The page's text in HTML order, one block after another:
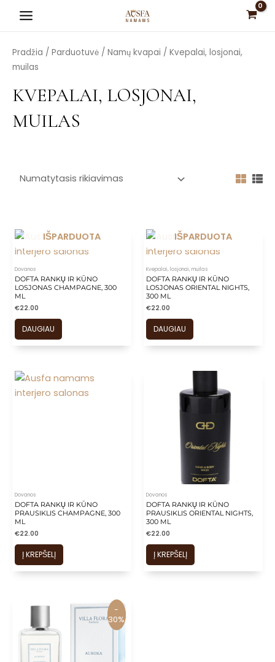
Main
Pradžia / Parduotuvė / Namų kvapai / Kvepalai, losjonai,
muilas
KVEPALAI, LOSJONAI,
MUILAS
IŠPARDUOTA
Dovanos
DOFTA RANKŲ IR KŪNO
LOSJONAS CHAMPAGNE, 300
ML
€22.00
DAUGIAU
IŠPARDUOTA
Kvepalai, losjonai, muilas
DOFTA RANKŲ IR KŪNO
LOSJONAS ORIENTAL NIGHTS,
300 ML
€22.00
DAUGIAU
Dovanos
DOFTA RANKŲ IR KŪNO
PRAUSIKLIS CHAMPAGNE, 300
ML
€22.00
Į KREPŠELĮ
Dovanos
DOFTA RANKŲ IR KŪNO
PRAUSIKLIS ORIENTAL NIGHTS,
300 ML
€22.00
Į KREPŠELĮ
-
30%
-
30%